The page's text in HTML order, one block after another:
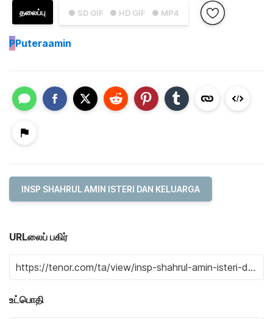
● SD GIF ● HD GIF ● MP4
தலைப்பு
PPuteraamin
INSP SHAHRUL AMIN ISTERI DAN KELUARGA
URLலைப் பகிர்
உட்பொதி